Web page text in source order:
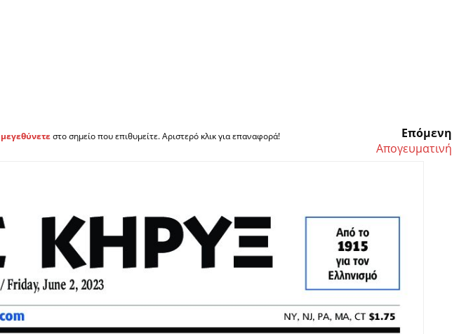
μεγεθύνετεστο σημείο που επιθυμείτε. Αριστερό κλικ για επαναφορά!
Επόμενη
Απογευματινή